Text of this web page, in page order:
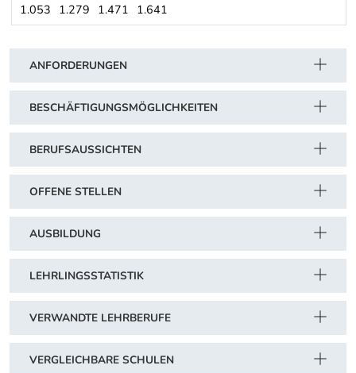
Flughafenbetriebsgesellschaften, z.B. Vienna International
1.053 1.279 1.471 1.641
ANFORDERUNGEN
BESCHÄFTIGUNGSMÖGLICHKEITEN
BERUFSAUSSICHTEN
OFFENE STELLEN
AUSBILDUNG
LEHRLINGSSTATISTIK
VERWANDTE LEHRBERUFE
VERGLEICHBARE SCHULEN